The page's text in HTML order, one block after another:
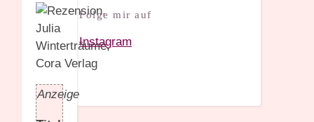
Anzeige
Folge mir auf
Instagram